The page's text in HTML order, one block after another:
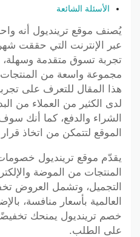
الأسئلة الشائعة
يُصنف موقع ترينديول أنه
عبر الإنترنت التي حققت
تجربة تسوق متقدمة
مجموعة واسعة من المنتجات
هذا المقال للتعرف على
لدى الكثير من العملاء من
الشراء والدفع، كما أنك
الموقع لتتمكن من اتخاذ
المنتجات من الموضة
التجميل، وتشمل العروض
العالمية بأسعار منافسة،
على الطلب.